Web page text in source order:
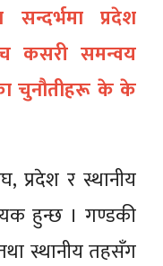
सन्दर्भमा प्रदेश
कसरी समन्वय
चुनौतीहरू के के
प्रदेश र स्थानीय
हुन्छ । गण्डकी
स्थानीय तहसँग